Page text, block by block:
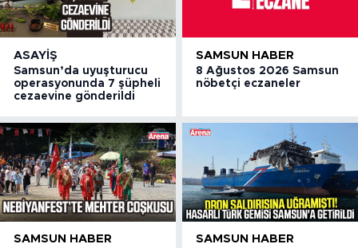
ASAYIŞ
Samsun’da uyuşturucu
operasyonunda 7 şüpheli
cezaevine gönderildi
SAMSUN HABER
8 Ağustos 2026 Samsun
nöbetçi eczaneler
SAMSUN HABER SAMSUN HABER